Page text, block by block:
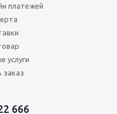
платежей
услуги
666